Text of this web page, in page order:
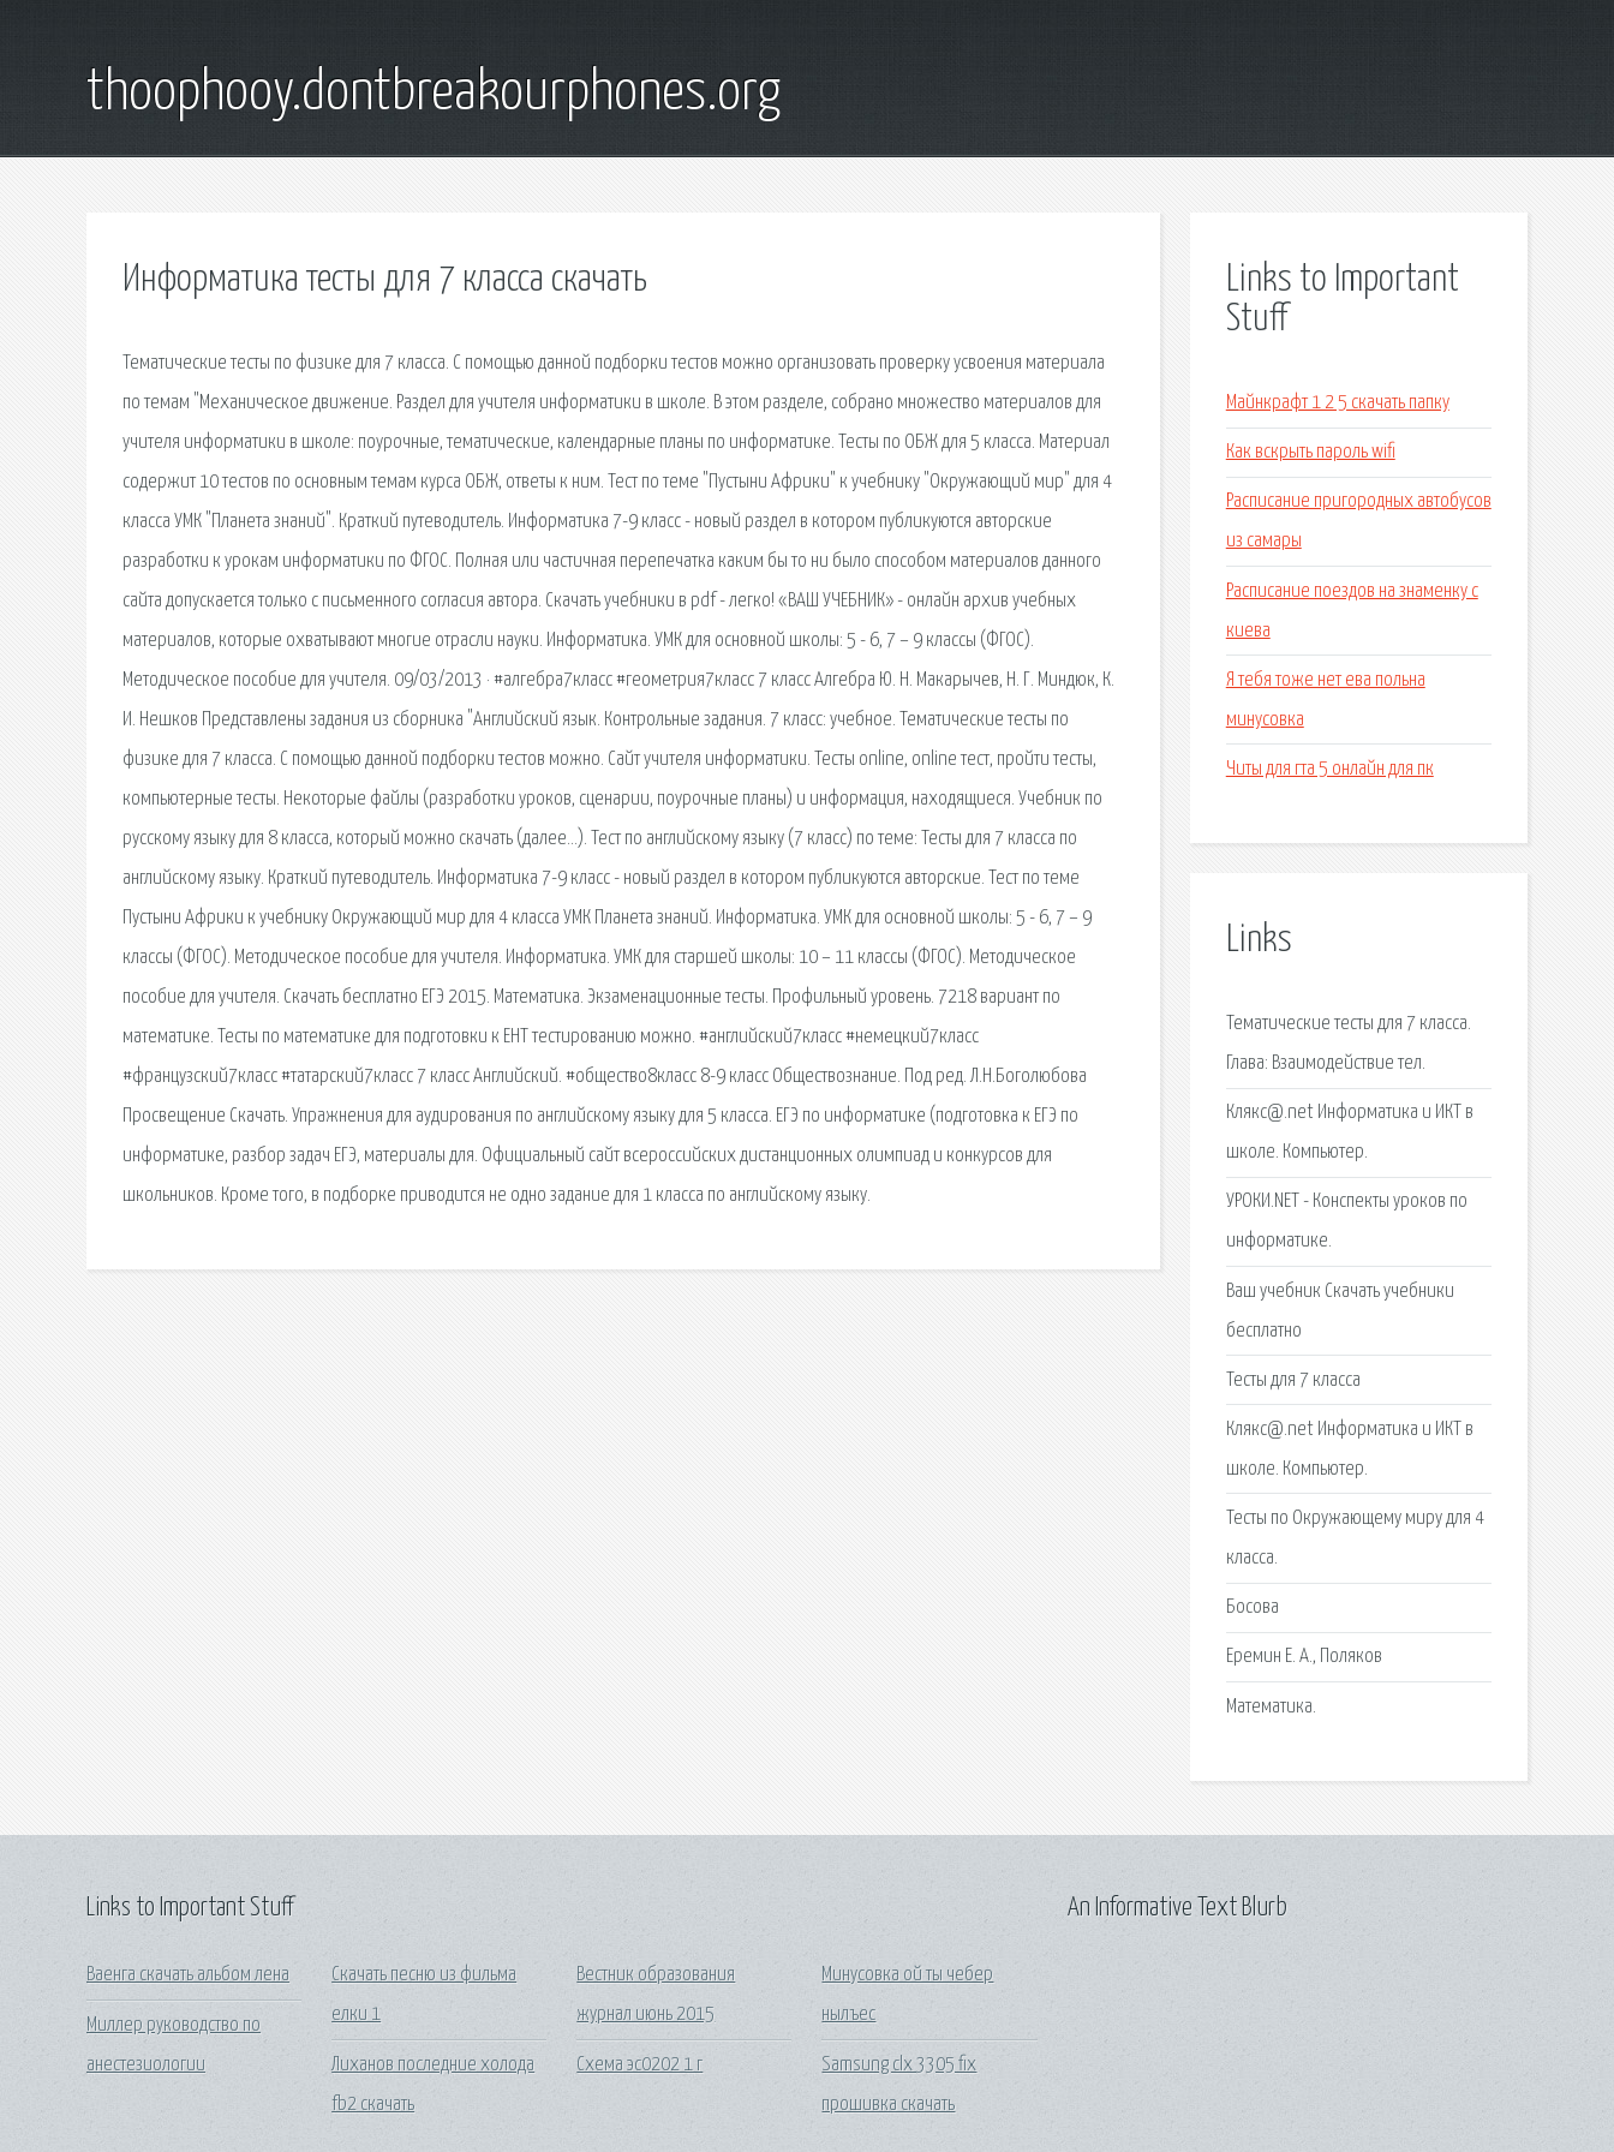
thoophooy.dontbreakourphones.org
Информатика тесты для 7 класса скачать
Тематические тесты по физике для 7 класса. С помощью данной подборки тестов можно организовать проверку усвоения материала
по темам "Механическое движение. Раздел для учителя информатики в школе. В этом разделе, собрано множество материалов для
учителя информатики в школе: поурочные, тематические, календарные планы по информатике. Тесты по ОБЖ для 5 класса. Материал
содержит 10 тестов по основным темам курса ОБЖ, ответы к ним. Тест по теме "Пустыни Африки" к учебнику "Окружающий мир" для 4
класса УМК "Планета знаний". Краткий путеводитель. Информатика 7-9 класс - новый раздел в котором публикуются авторские
разработки к урокам информатики по ФГОС. Полная или частичная перепечатка каким бы то ни было способом материалов данного
сайта допускается только с письменного согласия автора. Скачать учебники в pdf - легко! «ВАШ УЧЕБНИК» - онлайн архив учебных
материалов, которые охватывают многие отрасли науки. Информатика. УМК для основной школы: 5 - 6, 7 – 9 классы (ФГОС).
Методическое пособие для учителя. 09/03/2013 · #алгебра7класс #геометрия7класс 7 класс Алгебра Ю. Н. Макарычев, Н. Г. Миндюк, К.
И. Нешков Представлены задания из сборника "Английский язык. Контрольные задания. 7 класс: учебное. Тематические тесты по
физике для 7 класса. С помощью данной подборки тестов можно. Сайт учителя информатики. Тесты online, online тест, пройти тесты,
компьютерные тесты. Некоторые файлы (разработки уроков, сценарии, поурочные планы) и информация, находящиеся. Учебник по
русскому языку для 8 класса, который можно скачать (далее…). Тест по английскому языку (7 класс) по теме: Тесты для 7 класса по
английскому языку. Краткий путеводитель. Информатика 7-9 класс - новый раздел в котором публикуются авторские. Тест по теме
Пустыни Африки к учебнику Окружающий мир для 4 класса УМК Планета знаний. Информатика. УМК для основной школы: 5 - 6, 7 – 9
классы (ФГОС). Методическое пособие для учителя. Информатика. УМК для старшей школы: 10 – 11 классы (ФГОС). Методическое
пособие для учителя. Скачать бесплатно ЕГЭ 2015. Математика. Экзаменационные тесты. Профильный уровень. 7218 вариант по
математике. Тесты по математике для подготовки к ЕНТ тестированию можно. #английский7класс #немецкий7класс
#французский7класс #татарский7класс 7 класс Английский. #общество8класс 8-9 класс Обществознание. Под ред. Л.Н.Боголюбова
Просвещение Скачать. Упражнения для аудирования по английскому языку для 5 класса. ЕГЭ по информатике (подготовка к ЕГЭ по
информатике, разбор задач ЕГЭ, материалы для. Официальный сайт всероссийских дистанционных олимпиад и конкурсов для
школьников. Кроме того, в подборке приводится не одно задание для 1 класса по английскому языку.
Links to Important
Stuff
Майнкрафт 1 2 5 скачать папку
Как вскрыть пароль wifi
Расписание пригородных автобусов
из самары
Расписание поездов на знаменку с
киева
Я тебя тоже нет ева польна
минусовка
Читы для гта 5 онлайн для пк
Links
Тематические тесты для 7 класса.
Глава: Взаимодействие тел.
Клякс@.net Информатика и ИКТ в
школе. Компьютер.
УРОКИ.NET - Конспекты уроков по
информатике.
Ваш учебник Скачать учебники
бесплатно
Тесты для 7 класса
Клякс@.net Информатика и ИКТ в
школе. Компьютер.
Тесты по Окружающему миру для 4
класса.
Босова
Еремин Е. А., Поляков
Математика.
Links to Important Stuff
Ваенга скачать альбом лена
Миллер руководство по
анестезиологии
Скачать песню из фильма
елки 1
Лиханов последние холода
fb2 скачать
Вестник образования
журнал июнь 2015
Схема эс0202 1 г
Минусовка ой ты чебер
нылъес
Samsung clx 3305 fix
прошивка скачать
An Informative Text Blurb